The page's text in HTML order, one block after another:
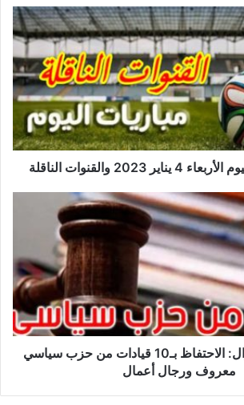
والقنوات الناقلة
شبهات تبييض أموال: الاحتفاظ بـ10 قيادات من حزب سياسي
معروف ورجال أعمال